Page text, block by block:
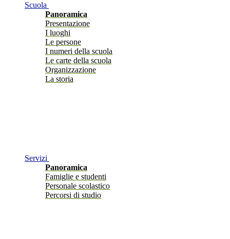
Scuola
Panoramica
Presentazione
I luoghi
Le persone
I numeri della scuola
Le carte della scuola
Organizzazione
La storia
Servizi
Panoramica
Famiglie e studenti
Personale scolastico
Percorsi di studio